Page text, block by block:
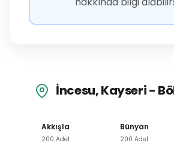
İncesu, Kayseri -
Akkışla
200 Adet
Bünyan
200 Adet